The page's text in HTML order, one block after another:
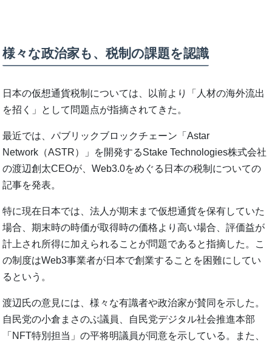
様々な政治家も、税制の課題を認識
日本の仮想通貨税制については、以前より「人材の海外流出
を招く」として問題点が指摘されてきた。
最近では、パブリックブロックチェーン「Astar
Network（ASTR）」を開発するStake Technologies株式会社
の渡辺創太CEOが、Web3.0をめぐる日本の税制についての
記事を発表。
特に現在日本では、法人が期末まで仮想通貨を保有していた
場合、期末時の時価が取得時の価格より高い場合、評価益が
計上され所得に加えられることが問題であると指摘した。こ
の制度はWeb3事業者が日本で創業することを困難にしてい
るという。
渡辺氏の意見には、様々な有識者や政治家が賛同を示した。
自民党の小倉まさのぶ議員、自民党デジタル社会推進本部
「NFT特別担当」の平将明議員が同意を示している。また、